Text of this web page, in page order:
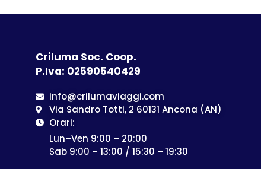
Criluma Soc. Coop.
P.Iva: 02590540429
info@crilumaviaggi.com
Via Sandro Totti, 2 60131 Ancona (AN)
Orari:
Lun–Ven 9:00 – 20:00
Sab 9:00 – 13:00 / 15:30 – 19:30